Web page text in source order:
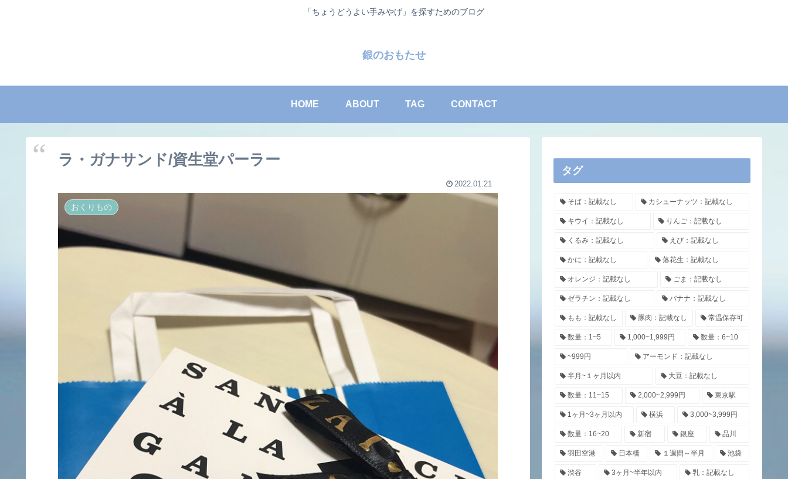
「ちょうどうよい手みやげ」を探すためのブログ
銀のおもたせ
HOME ABOUT TAG CONTACT
ラ・ガナサンド/資生堂パーラー
2022.01.21
おくりもの
タグ
そば：記載なし カシューナッツ：記載なし
キウイ：記載なし りんご：記載なし
くるみ：記載なし えび：記載なし
かに：記載なし 落花生：記載なし
オレンジ：記載なし ごま：記載なし
ゼラチン：記載なし バナナ：記載なし
もも：記載なし 豚肉：記載なし 常温保存可
数量：1~5 1,000~1,999円 数量：6~10
~999円 アーモンド：記載なし
半月~１ヶ月以内 大豆：記載なし
数量：11~15 2,000~2,999円 東京駅
1ヶ月~3ヶ月以内 横浜 3,000~3,999円
数量：16~20 新宿 銀座 品川
羽田空港 日本橋 １週間～半月 池袋
渋谷 3ヶ月~半年以内 乳：記載なし